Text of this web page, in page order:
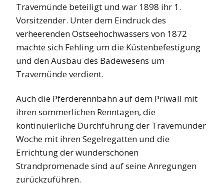
Travemünde beteiligt und war 1898 ihr 1.
Vorsitzender. Unter dem Eindruck des
verheerenden Ostseehochwassers von 1872
machte sich Fehling um die Küstenbefestigung
und den Ausbau des Badewesens um
Travemünde verdient.
Auch die Pferderennbahn auf dem Priwall mit
ihren sommerlichen Renntagen, die
kontinuierliche Durchführung der Travemünder
Woche mit ihren Segelregatten und die
Errichtung der wunderschönen
Strandpromenade sind auf seine Anregungen
zurückzuführen.